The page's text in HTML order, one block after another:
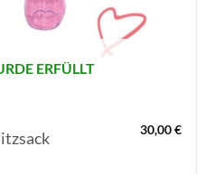
ERFÜLLT
30,00€